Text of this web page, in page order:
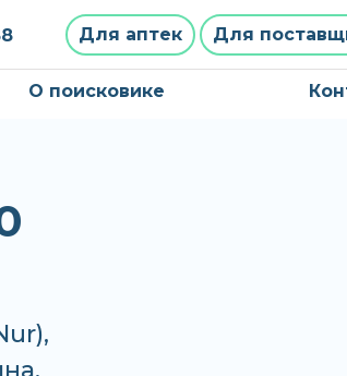
Для аптек Для
О поисковике